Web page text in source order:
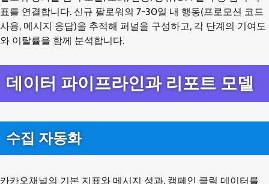
표를 연결합니다. 신규 팔로워의 7~30일 내 행동(프로모션 코드
사용, 메시지 응답)을 추적해 퍼널을 구성하고, 각 단계의 기여도
와 이탈률을 함께 분석합니다.
데이터 파이프라인과 리포트 모델
수집 자동화
카카오채널의 기본 지표와 메시지 성과, 캠페인 클릭 데이터를